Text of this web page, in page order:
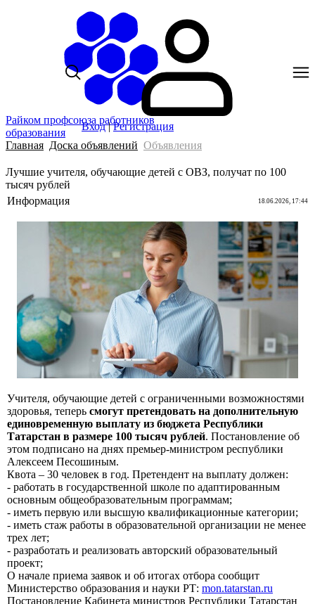
Райком профсоюза работников
образования
Вход|Регистрация
Главная Доска объявлений Объявления
Лучшие учителя, обучающие детей с ОВЗ, получат по 100
тысяч рублей
Информация
18.06.2026, 17:44
Учителя, обучающие детей с ограниченными возможностями
здоровья, теперь смогут претендовать на дополнительную
единовременную выплату из бюджета Республики
Татарстан в размере 100 тысяч рублей. Постановление об
этом подписано на днях премьер-министром республики
Алексеем Песошиным.
Квота – 30 человек в год. Претендент на выплату должен:
- работать в государственной школе по адаптированным
основным общеобразовательным программам;
- иметь первую или высшую квалификационные категории;
- иметь стаж работы в образовательной организации не менее
трех лет;
- разработать и реализовать авторский образовательный
проект;
О начале приема заявок и об итогах отбора сообщит
Министерство образования и науки РТ: mon.tatarstan.ru
Постановление Кабинета министров Республики Татарстан